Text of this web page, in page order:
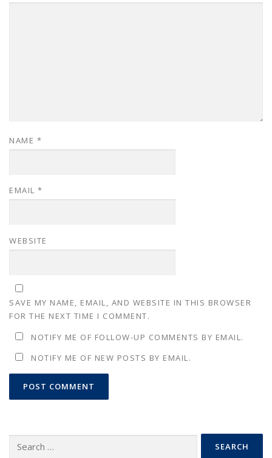
NAME *
EMAIL *
WEBSITE
SAVE MY NAME, EMAIL, AND WEBSITE IN THIS BROWSER
FOR THE NEXT TIME I COMMENT.
NOTIFY ME OF FOLLOW-UP COMMENTS BY EMAIL.
NOTIFY ME OF NEW POSTS BY EMAIL.
for: